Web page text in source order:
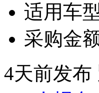
适用车
采购金
4天前发布